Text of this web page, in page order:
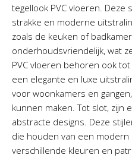
tegellook PVC vloeren.
strakke en moderne
zoals de keuken of
onderhoudsvriendelijk, wat
PVC vloeren behoren ook
een elegante en luxe
voor woonkamers en
kunnen maken. Tot slot, zijn
abstracte designs. Deze
die houden van een
verschillende kleuren en